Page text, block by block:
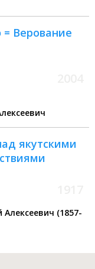
Верование
якутскими
(1857-